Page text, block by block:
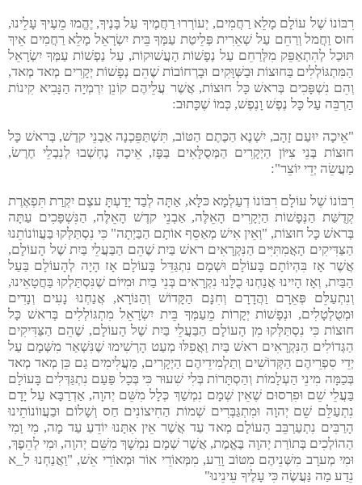
רִבּוֹנוֹ שֶׁל עוֹלָם מָלֵא רַחֲמִים, יְעוֹרְרוּ רַחֲמֶיךָ עַל בָּנֶיךָ, יֶהֱמוּ מֵעֶיךָ עָלֵינוּ,
חוּס וַחֲמל וְרַחֵם עַל שְׁאֵרִית פְּלֵיטַת עַמְּךָ בֵּית יִשְׂרָאֵל מָלֵא רַחֲמִים אֵיךְ
תּוּכַל לְהִתְאַפֵּק מִלְּרַחֵם עַל נְפָשׁוֹת הָעֲשׁוּקוֹת, עַל נַפְשׁוֹת עַמְּךָ יִשְׂרָאֵל
הַמִּתְגּוֹלְלִים בַּחוּצוֹת וּבַשְּׁוָּקִים וּבָרְחוֹבוֹת שֶׁהֵם נְפָשׁוֹת יְקָרִים מְאד מְאד,
וְהֵם נִשְׁפָּכִים בְּראשׁ כָּל חוּצוֹת, אֲשֶׁר עֲלֵיהֶם קוֹנֵן יִרְמְיָה הַנָּבִיא קִינוֹת
הַרְבֵּה עַל כָּל נֶפֶשׁ וָנֶפֶשׁ, כְּמוֹ שֶׁכָּתוּב:
"אֵיכָה יוּעַם זָהָב, יִשְׁנֶא הַכֶּתֶם הַטּוֹב, תִּשְׁתַּפֵּכְנָה אַבְנֵי קדֶשׁ, בְּראשׁ כָּל
חוּצוֹת בְּנֵי צִיּוֹן הַיְקָרִים הַמְּסֻלָּאִים בַּפָּז, אֵיכָה נֶחְשְׁבוּ לְנִבְלֵי חֶרֶשׂ,
מַעֲשֵׂה יְדֵי יוֹצֵר":
רִבּוֹנוֹ שֶׁל עוֹלָם רִבּוֹנוֹ דְעַלְמָא כּלָּא, אַתָּה לְבַד יָדַעְתָּ עצֶם יִקְרַת תִּפְאֶרֶת
קְדֻשַּׁת הַנְּפָשׁוֹת הַיְקָרִים הָאֵלֶּה, אַבְנֵי קדֶשׁ הָאֵלֶּה, הַנִּשְׁפָּכִים עַתָּה
בְּראשׁ כָּל חוּצוֹת, "וְאֵין אִישׁ מְאַסֵּף אוֹתָם הַבַּיְתָה" כִּי נִסְתַּלְּקוּ בַּעֲווֹנוֹתֵנוּ
הַצַּדִּיקִים הָאֲמִתִּיִּים הַנִּקְרָאִים ראשׁ בַּיִת שֶׁהֵם הַבַּעֲלֵי בַּיִת שֶׁל הָעוֹלָם,
אֲשֶׁר אָז בִּהְיוֹתָם בָּעוֹלָם וּשְׁמָם נִתְגַּדֵּל בָּעוֹלָם אָז הָיָה לְהָעוֹלָם בַּעַל
הַבַּיִת, וְאָז הָיִינוּ אֲנַחְנוּ כֻלָּנוּ נִקְרָאִים בְּנֵי בַיִת וּמִיּוֹם שֶׁנִּסְתַּלְקוּ בַּחֲטָאֵינוּ,
וְנִתְעַלֵּם פְּאֵרָם וַהֲדָרָם וְחִנָּם הַקָּדוֹשׁ וְהַנּוֹרָא, אֲנַחְנוּ נָעִים וְנָדִים
וּמְטֻלְטָלִים, וּנְפָשׁוֹת יְקָרוֹת מֵעַמְּךָ בֵּית יִשְׂרָאֵל מִתְגּוֹלְלִים בְּראשׁ כָּל
חוּצוֹת כִּי נִסְתַּלְּקוּ מִן הָעוֹלָם הַבַּעֲלֵי בַּיִת שֶׁל הָעוֹלָם, שֶׁהֵם הַצַּדִּיקִים
הַגְּדוֹלִים הַנִּקְרָאִים ראשׁ בַּיִת וַאֲפִלּוּ מְעַט הָרְשִׁימוּ שֶׁנִּשְׁאַר מִשְּׁמָם עַל
יְדֵי סִפְרֵיהֶם הַקְּדוֹשִׁים וְתַלְמִידֵיהֶם הַיְקָרִים, מַעֲלִימִים גַם כֵּן מְאד מְאד
בְּכַמָּה מִינֵי הַעְלָמוֹת וְהַסְתָּרוֹת בְּלִי שִׁעוּר כִּי בְּכָל פַּעַם נִתְגַּדְּלִים בָּעוֹלָם
בַּעֲלֵי שֵׁם וּפִרְסוּם שֶׁאֵין שְׁמָם נִמְשַׁךְ כְּלָל מִשֵּׁם יְהוָה, אַדְרַבָּא עַל יָדָם
נִתְעַלֵּם שֵׁם יְהוָה וּמִתְגַּבְּרִים שְׁמוֹת הַחִיצוֹנִים חַס וְשָׁלוֹם וּבַעֲווֹנוֹתֵינוּ
הָרַבִּים נִתְעַרְבֵּב הָעוֹלָם מְאד עַד אֲשֶׁר אֵין אִתָּנוּ יוֹדֵעַ עַד מָה, מִי וָמִי
הַהוֹלְכִים בְּתוֹרַת יְהוָה בֶּאֱמֶת, אֲשֶׁר שְׁמָם נִמְשָׁךְ מִשֵּׁם יְהוָה, וּמִי לְהֵפֶךְ,
וּמִי מְערָב מִשְּׁנֵיהֶם מִטּוֹב וָרַע, מִמְּאוֹרֵי אוֹר וּמְאוֹרֵי אֵשׁ, "וַאֲנַחְנוּ ל_א
נֵדַע מַה נַּעֲשֶׂה כִּי עָלֶיךָ עֵינֵינוּ"